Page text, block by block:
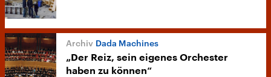
Dada Machines
„Der Reiz, sein eigenes Orchester
haben zu können“